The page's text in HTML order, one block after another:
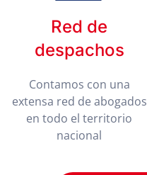
Red de
despachos
Contamos con una
extensa red de abogados
en todo el territorio
nacional